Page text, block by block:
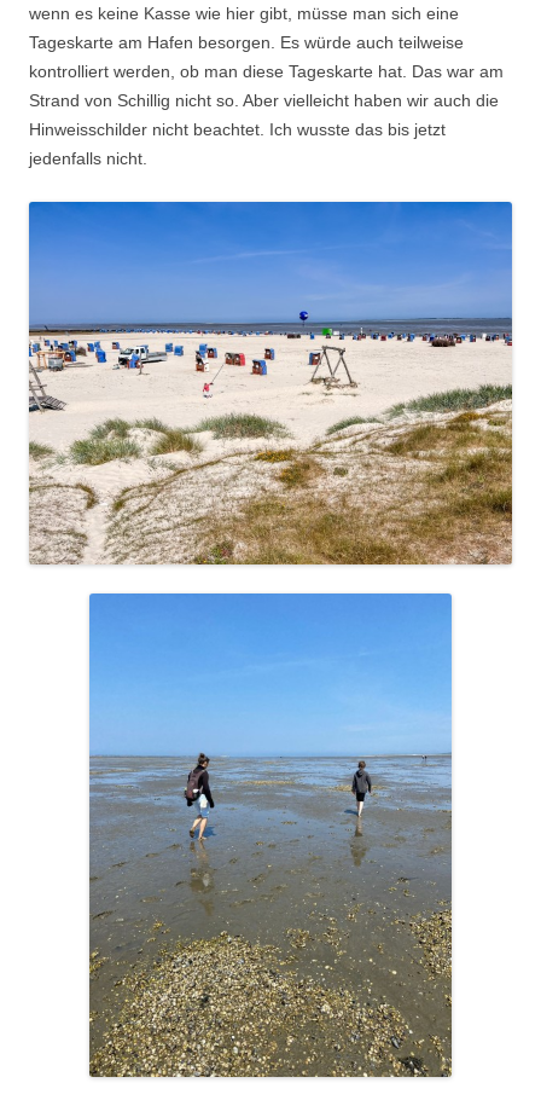
wenn es keine Kasse wie hier gibt, müsse man sich eine
Tageskarte am Hafen besorgen. Es würde auch teilweise
kontrolliert werden, ob man diese Tageskarte hat. Das war am
Strand von Schillig nicht so. Aber vielleicht haben wir auch die
Hinweisschilder nicht beachtet. Ich wusste das bis jetzt
jedenfalls nicht.